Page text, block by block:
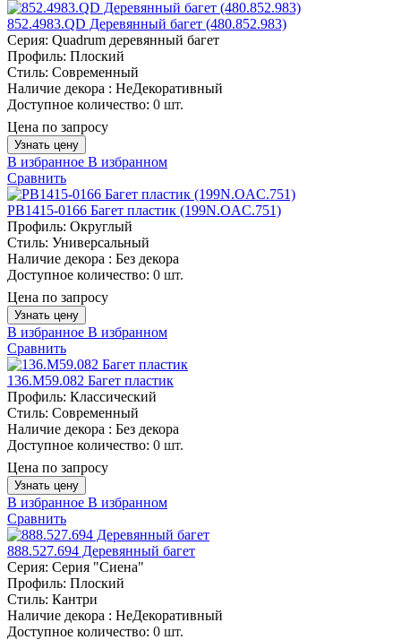
852.4983.QD Деревянный багет (480.852.983)
Серия: Quadrum деревянный багет
Профиль: Плоский
Стиль: Современный
Наличие декора : НеДекоративный
Доступное количество: 0 шт.
Цена по запросу
Узнать цену
В избранное В избранном
Сравнить
PB1415-0166 Багет пластик (199N.OAC.751)
Профиль: Округлый
Стиль: Универсальный
Наличие декора : Без декора
Доступное количество: 0 шт.
Цена по запросу
Узнать цену
В избранное В избранном
Сравнить
136.M59.082 Багет пластик
Профиль: Классический
Стиль: Современный
Наличие декора : Без декора
Доступное количество: 0 шт.
Цена по запросу
Узнать цену
В избранное В избранном
Сравнить
888.527.694 Деревянный багет
Серия: Серия "Сиена"
Профиль: Плоский
Стиль: Кантри
Наличие декора : НеДекоративный
Доступное количество: 0 шт.